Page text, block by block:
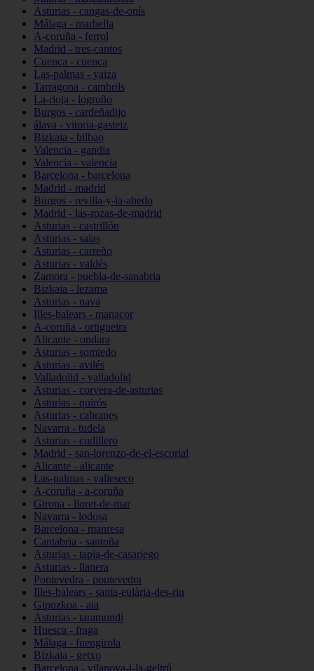
Asturias - cangas-de-onís
Málaga - marbella
A-coruña - ferrol
Madrid - tres-cantos
Cuenca - cuenca
Las-palmas - yaiza
Tarragona - cambrils
La-rioja - logroño
Burgos - cardeñadijo
álava - vitoria-gasteiz
Bizkaia - bilbao
Valencia - gandia
Valencia - valencia
Barcelona - barcelona
Madrid - madrid
Burgos - revilla-y-la-ahedo
Madrid - las-rozas-de-madrid
Asturias - castrillón
Asturias - salas
Asturias - carreño
Asturias - valdés
Zamora - puebla-de-sanabria
Bizkaia - lezama
Asturias - nava
Illes-balears - manacor
A-coruña - ortigueira
Alicante - ondara
Asturias - somiedo
Asturias - avilés
Valladolid - valladolid
Asturias - corvera-de-asturias
Asturias - quirós
Asturias - cabranes
Navarra - tudela
Asturias - cudillero
Madrid - san-lorenzo-de-el-escorial
Alicante - alicante
Las-palmas - valleseco
A-coruña - a-coruña
Girona - lloret-de-mar
Navarra - lodosa
Barcelona - manresa
Cantabria - santoña
Asturias - tapia-de-casariego
Asturias - llanera
Pontevedra - pontevedra
Illes-balears - santa-eulària-des-riu
Gipuzkoa - aia
Asturias - taramundi
Huesca - fraga
Málaga - fuengirola
Bizkaia - getxo
Barcelona - vilanova-i-la-geltrú